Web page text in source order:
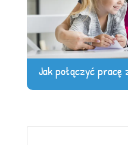
Jak połączyć pracę